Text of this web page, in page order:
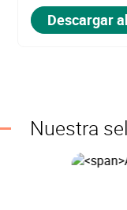
Descargar
Nuestra